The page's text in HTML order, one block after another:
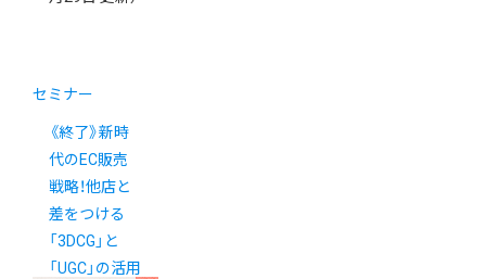
セミナー
《終了》新時
代のEC販売
戦略！他店と
差をつける
「3DCG」と
「UGC」の活用